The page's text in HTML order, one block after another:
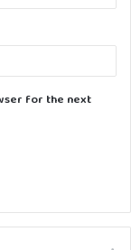
for the next